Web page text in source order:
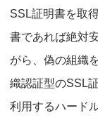
SSL証明書を取
書であれば絶対
がら、偽の組織
織認証型のSSL
利用するハード